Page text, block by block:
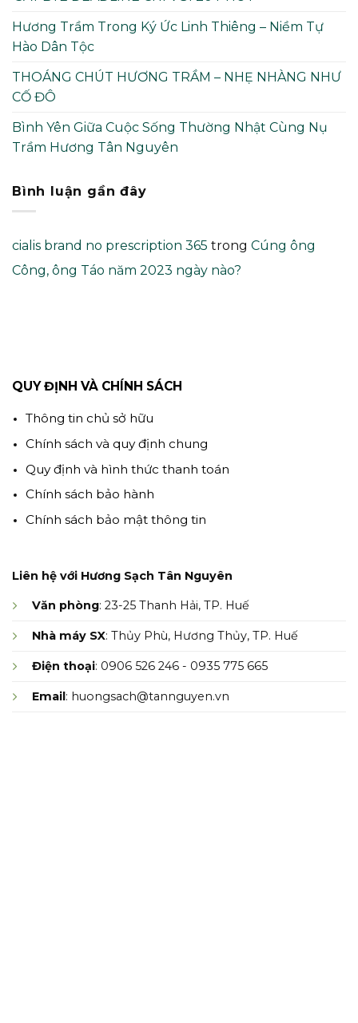
Hương Trầm Trong Ký Ức Linh Thiêng – Niềm Tự
Hào Dân Tộc
THOÁNG CHÚT HƯƠNG TRẦM – NHẸ NHÀNG NHƯ
CỐ ĐÔ
Bình Yên Giữa Cuộc Sống Thường Nhật Cùng Nụ
Trầm Hương Tân Nguyên
Bình luận gần đây
cialis brand no prescription 365 trong Cúng ông
Công, ông Táo năm 2023 ngày nào?
QUY ĐỊNH VÀ CHÍNH SÁCH
Thông tin chủ sở hữu
Chính sách và quy định chung
Quy định và hình thức thanh toán
Chính sách bảo hành
Chính sách bảo mật thông tin
Liên hệ với Hương Sạch Tân Nguyên
Văn phòng: 23-25 Thanh Hải, TP. Huế
Nhà máy SX: Thủy Phù, Hương Thủy, TP. Huế
Điện thoại: 0906 526 246 - 0935 775 665
Email: huongsach@tannguyen.vn